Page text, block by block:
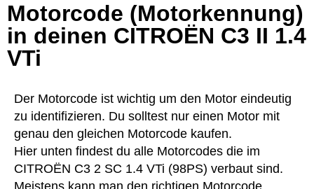
Motorcode (Motorkennung)
in deinen CITROËN C3 II 1.4
VTi
Der Motorcode ist wichtig um den Motor eindeutig
zu identifizieren. Du solltest nur einen Motor mit
genau den gleichen Motorcode kaufen.
Hier unten findest du alle Motorcodes die im
CITROËN C3 2 SC 1.4 VTi (98PS) verbaut sind.